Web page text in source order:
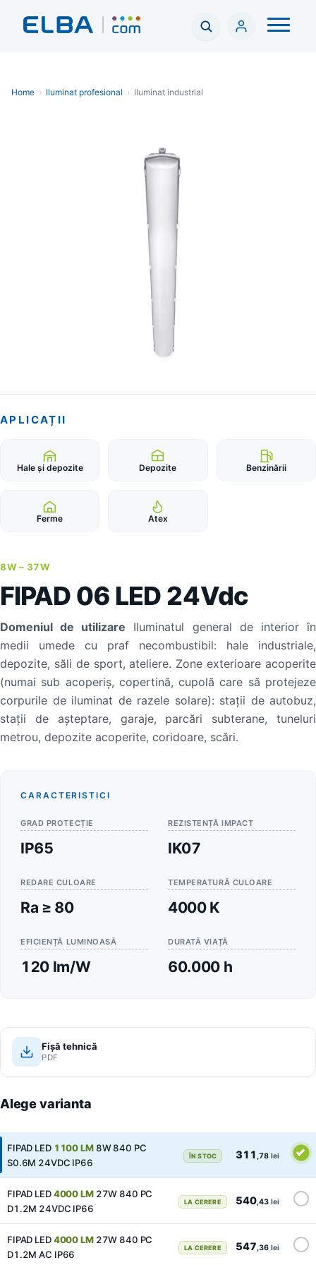
Home › Iluminat profesional › Iluminat industrial
APLICAȚII
Hale și depozite Depozite Benzinării
Ferme Atex
8W – 37W
FIPAD 06 LED 24Vdc
Domeniul de utilizare Iluminatul general de interior în
medii umede cu praf necombustibil: hale industriale,
depozite, săli de sport, ateliere. Zone exterioare acoperite
(numai sub acoperiş, copertină, cupolă care să protejeze
corpurile de iluminat de razele solare): staţii de autobuz,
staţii de aşteptare, garaje, parcări subterane, tuneluri
metrou, depozite acoperite, coridoare, scări.
CARACTERISTICI
GRAD PROTECȚIE
IP65
REZISTENȚĂ IMPACT
IK07
REDARE CULOARE
Ra ≥ 80
TEMPERATURĂ CULOARE
4000 K
EFICIENȚĂ LUMINOASĂ
120 lm/W
DURATĂ VIAȚĂ
60.000 h
Fișă tehnică
PDF
Alege varianta
FIPAD LED 1100 LM8W 840 PC
S0.6M 24VDC IP66
ÎN STOC 311 ,78 lei
FIPAD LED4000 LM27W 840 PC
D1.2M 24VDC IP66
LA CERERE 540,43 lei
FIPAD LED4000 LM27W 840 PC
D1.2M AC IP66
LA CERERE 547,36 lei